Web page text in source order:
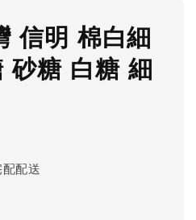
信明 棉白細
糖 白糖 細
配送